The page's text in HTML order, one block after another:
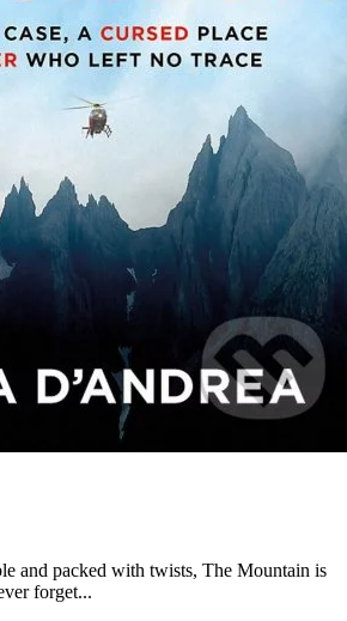
and packed with twists, The Mountain is
forget...